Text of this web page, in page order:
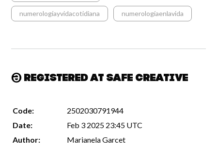
numerologíayvidacotidiana numerologíaenlavida
Registered at Safe Creative
Code:
2502030791944
Date:
Feb 3 2025 23:45 UTC
Author:
Marianela Garcet